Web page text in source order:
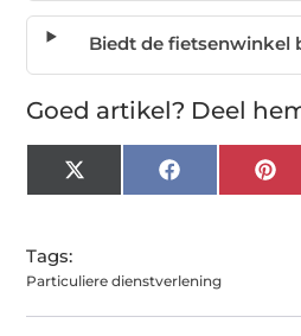
Biedt de fietsenwinkel
Goed artikel? Deel
X
(Twitter)
Facebook
Tags:
Particuliere dienstverlening